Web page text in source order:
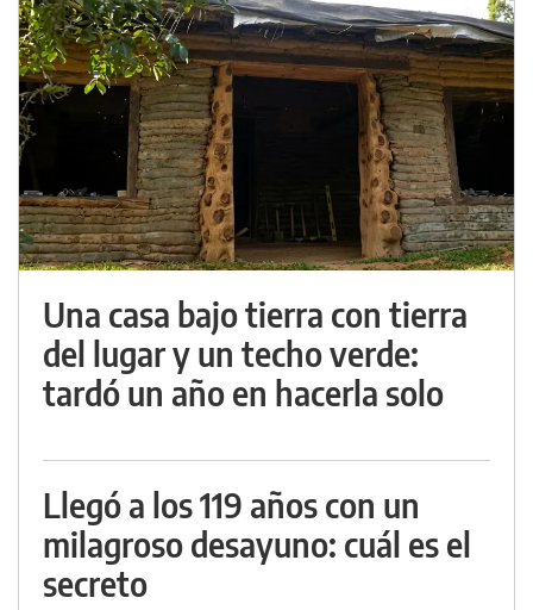
Una casa bajo tierra con tierra
del lugar y un techo verde:
tardó un año en hacerla solo
Llegó a los 119 años con un
milagroso desayuno: cuál es el
secreto